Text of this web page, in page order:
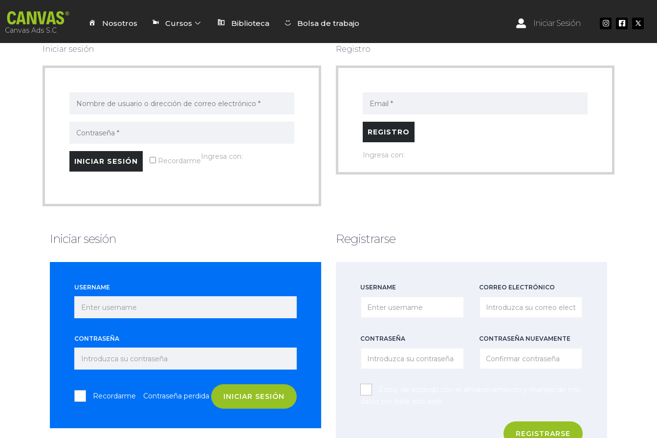
Canvas Ads S.C
Nosotros Cursos Biblioteca Bolsa de trabajo Iniciar Sesión
Iniciar sesión
RecordarmeIngresa con:
Registro
Ingresa con:
Iniciar sesión
USERNAME
CONTRASEÑA
Recordarme Contraseña perdida INICIAR SESIÓN
Registrarse
USERNAME CORREO ELECTRÓNICO
CONTRASEÑA CONTRASEÑA NUEVAMENTE
REGISTRARSE